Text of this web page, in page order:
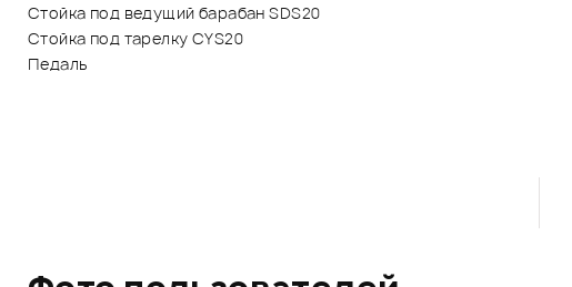
Стойка под ведущий барабан SDS20
Стойка под тарелку CYS20
Педаль